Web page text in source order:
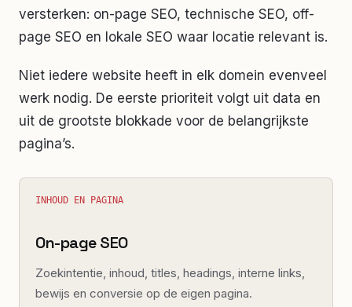
versterken: on-page SEO, technische SEO, off-
page SEO en lokale SEO waar locatie relevant is.
Niet iedere website heeft in elk domein evenveel
werk nodig. De eerste prioriteit volgt uit data en
uit de grootste blokkade voor de belangrijkste
pagina’s.
INHOUD EN PAGINA
On-page SEO
Zoekintentie, inhoud, titles, headings, interne links,
bewijs en conversie op de eigen pagina.